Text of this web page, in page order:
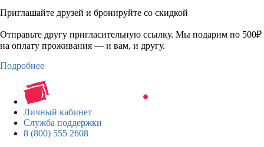
Приглашайте друзей и бронируйте со скидкой
Отправьте другу пригласительную ссылку. Мы подарим по 500₽
на оплату проживания — и вам, и другу.
Подробнее
Личный кабинет
Служба поддержки
8 (800) 555 2608